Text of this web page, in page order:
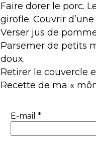
Faire dorer le porc.
girofle. Couvrir
Verser jus de
Parsemer de petits
doux.
Retirer le couvercle
Recette de ma «
E-mail *